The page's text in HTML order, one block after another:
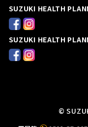
SUZUKI HEALTH
SUZUKI HEALTH
©